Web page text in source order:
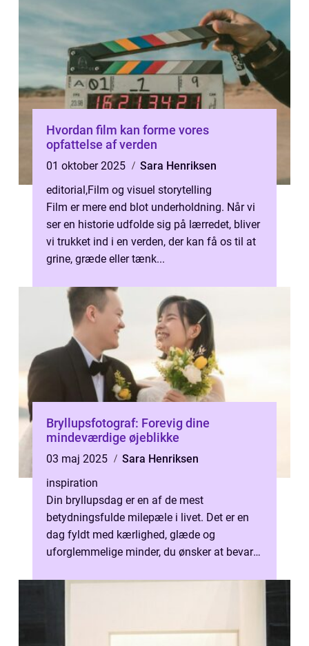
Hvordan film kan forme vores
opfattelse af verden
01 oktober 2025
Sara Henriksen
editorial,Film og visuel storytelling
Film er mere end blot underholdning. Når vi
ser en historie udfolde sig på lærredet, bliver
vi trukket ind i en verden, der kan få os til at
grine, græde eller tænk...
Bryllupsfotograf: Forevig dine
mindeværdige øjeblikke
03 maj 2025
Sara Henriksen
inspiration
Din bryllupsdag er en af de mest
betydningsfulde milepæle i livet. Det er en
dag fyldt med kærlighed, glæde og
uforglemmelige minder, du ønsker at bevare